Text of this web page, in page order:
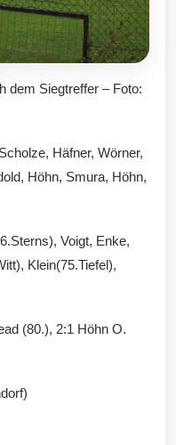
dem Siegtreffer – Foto:
Häfner, Wörner,
Höhn, Smura, Höhn,
Voigt, Enke,
Klein(75.Tiefel),
(80.), 2:1 Höhn O.